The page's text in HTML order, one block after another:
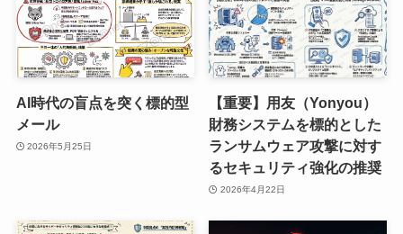
AI時代の盲点を突く標的型
メール
2026年5月25日
【重要】用友（Yonyou）
財務システムを標的とした
ランサムウェア攻撃に対す
るセキュリティ強化の推奨
2026年4月22日